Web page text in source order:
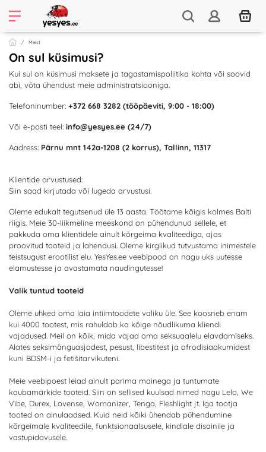
Meist
On sul küsimusi?
Kui sul on küsimusi maksete ja tagastamispoliitika kohta või soovid
abi, võta ühendust meie administratsiooniga.
Telefoninumber: +372 668 3282 (tööpäeviti, 9:00 - 18:00)
Või e-posti teel: info@yesyes.ee (24/7)
Aadress: Pärnu mnt 142a-1208 (2 korrus), Tallinn, 11317
Klientide arvustused:
Siin saad kirjutada või lugeda arvustusi.
Oleme edukalt tegutsenud üle 13 aasta. Töötame kõigis kolmes Balti
riigis. Meie 30-liikmeline meeskond on pühendunud sellele, et
pakkuda oma klientidele ainult kõrgeima kvaliteediga, ajas
proovitud tooteid ja lahendusi. Oleme kirglikud tutvustama inimestele
teistsugust erootilist elu. YesYes.ee veebipood on nagu uks uutesse
elamustesse ja avastamata naudingutesse!
Valik tuntud tooteid
Oleme uhked oma laia intiimtoodete valiku üle. See koosneb enam
kui 4000 tootest, mis rahuldab ka kõige nõudlikuma kliendi
vajadused. Meil on kõik, mida vajad oma seksuaalelu elavdamiseks.
Alates seksimänguasjadest, pesust, libestitest ja afrodisiaakumidest
kuni BDSM-i ja fetišitarvikuteni.
Meie veebipoest leiad ainult parima mainega ja tuntumate
kaubamärkide tooteid. Siin on sellised kuulsad nimed nagu Lelo, We
Vibe, Durex, Lovense, Womanizer, Tenga, Fleshlight jt. Iga tootja
tooted on ainulaadsed. Kuid neid kõiki ühendab pühendumine
kõrgeimale kvaliteedile, funktsionaalsusele, kindlale disainile ja
vastupidavusele.